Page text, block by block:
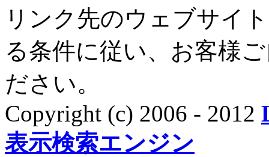
リンク先のウェブサイ
る条件に従い、お客様
ださい。
Copyright (c) 2006 - 2012
表示検索エンジン